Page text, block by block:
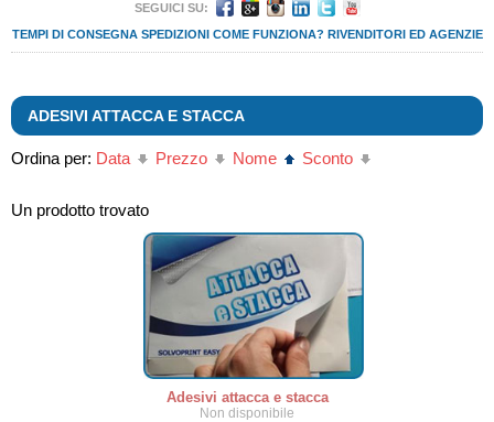
SEGUICI SU:
TEMPI DI CONSEGNA SPEDIZIONI COME FUNZIONA? RIVENDITORI ED AGENZIE
ADESIVI ATTACCA E STACCA
Ordina per: Data Prezzo Nome Sconto
Un prodotto trovato
Adesivi attacca e stacca
Non disponibile